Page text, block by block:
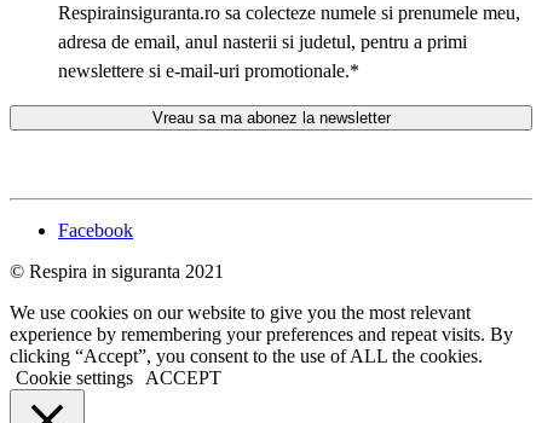
Respirainsiguranta.ro sa colecteze numele si prenumele meu,
adresa de email, anul nasterii si judetul, pentru a primi
newslettere si e-mail-uri promotionale.*
Facebook
© Respira in siguranta 2021
We use cookies on our website to give you the most relevant
experience by remembering your preferences and repeat visits. By
clicking “Accept”, you consent to the use of ALL the cookies.
Cookie settings
ACCEPT